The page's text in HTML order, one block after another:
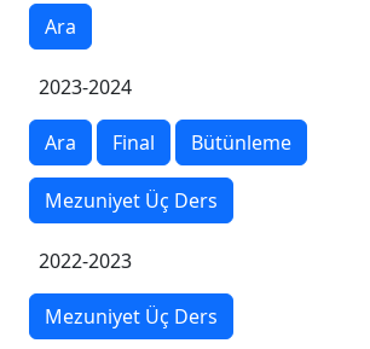
Ara
2023-2024
Ara Final Bütünleme
Mezuniyet Üç Ders
2022-2023
Mezuniyet Üç Ders